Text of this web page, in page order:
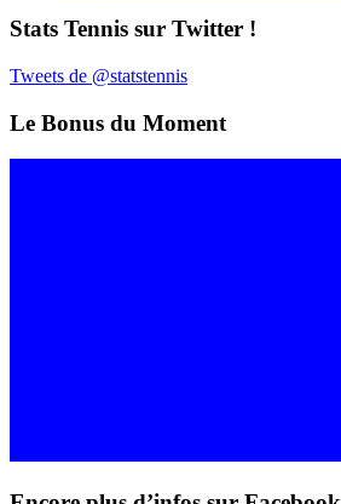
Stats Tennis sur Twitter !
Tweets de @statstennis
Le Bonus du Moment